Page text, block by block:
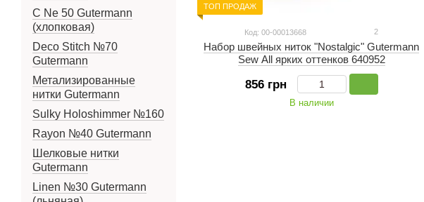
ТОП ПРОДАЖ
Код: 00-00013668 2
Набор швейных ниток "Nostalgic" Gutermann
Sew All ярких оттенков 640952
856 грн
В наличии
C Ne 50 Gutermann
(хлопковая)
Deco Stitch №70
Gutermann
Метализированные
нитки Gutermann
Sulky Holoshimmer №160
Rayon №40 Gutermann
Шелковые нитки
Gutermann
Linen №30 Gutermann